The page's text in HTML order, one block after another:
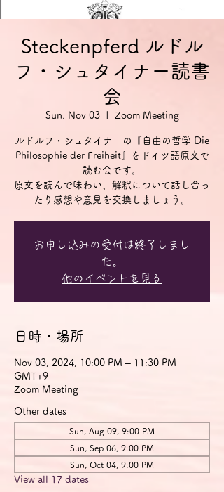
Steckenpferd ルドル
フ・シュタイナー読書
会
Sun, Nov 03
  |
Zoom Meeting
ルドルフ・シュタイナーの『自由の哲学 Die
Philosophie der Freiheit』をドイツ語原文で
読む会です。
原文を読んで味わい、解釈について話し合っ
お申し込みの受付は終了しまし
た。
他のイベントを見る
日時・場所
Nov 03, 2024, 10:00 PM – 11:30 PM
GMT+9
Zoom Meeting
Other dates
Sun, Aug 09, 9:00 PM
Sun, Sep 06, 9:00 PM
Sun, Oct 04, 9:00 PM
View all 17 dates